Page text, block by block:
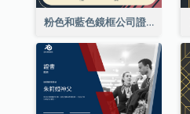
粉色和藍色鏡框公司證書